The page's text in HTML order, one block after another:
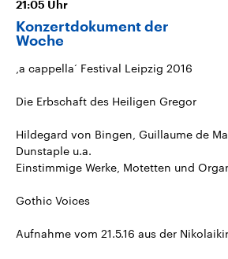
21:05 Uhr
Konzertdokument der
Woche
‚a cappella‘ Festival Leipzig 2016
Die Erbschaft des Heiligen Gregor
Hildegard von Bingen, Guillaume de
Dunstaple u.a.
Einstimmige Werke, Motetten und
Gothic Voices
Aufnahme vom 21.5.16 aus der